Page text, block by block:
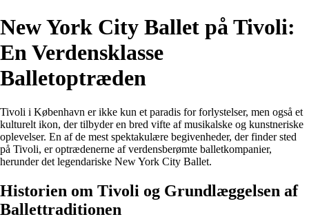
New York City Ballet på Tivoli:
En Verdensklasse
Balletoptræden
Tivoli i København er ikke kun et paradis for forlystelser, men også et
kulturelt ikon, der tilbyder en bred vifte af musikalske og kunstneriske
oplevelser. En af de mest spektakulære begivenheder, der finder sted
på Tivoli, er optrædenerne af verdensberømte balletkompanier,
herunder det legendariske New York City Ballet.
Historien om Tivoli og Grundlæggelsen af
Ballettraditionen